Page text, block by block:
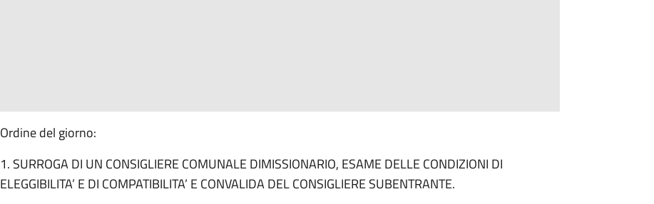
Ordine del giorno:
1. SURROGA DI UN CONSIGLIERE COMUNALE DIMISSIONARIO, ESAME DELLE CONDIZIONI DI
ELEGGIBILITA’ E DI COMPATIBILITA’ E CONVALIDA DEL CONSIGLIERE SUBENTRANTE.